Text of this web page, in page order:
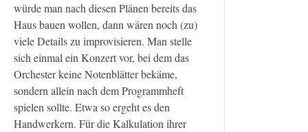
würde man nach diesen Plänen bereits das
Haus bauen wollen, dann wären noch (zu)
viele Details zu improvisieren. Man stelle
sich einmal ein Konzert vor, bei dem das
Orchester keine Notenblätter bekäme,
sondern allein nach dem Programmheft
spielen sollte. Etwa so ergeht es den
Handwerkern. Für die Kalkulation ihrer